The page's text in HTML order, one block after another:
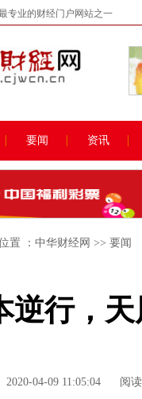
专业的财经门户网站之一
要闻 资讯
置 ： 中华财经网 >> 要闻
逆行，
2020-04-09 11:05:04 阅